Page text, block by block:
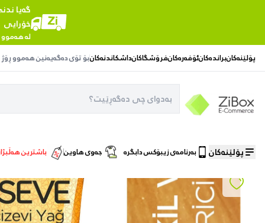
گەیا
خۆرایی
لە
پۆلێنەکانبراندەکانئۆفەرەکانفرۆشگاکانداشکاندنەکانبۆ تۆی دەگەیەنینهەموو ڕۆژ
پۆلێنەکان بەرنامەی زیبۆکس دابگرە جەوی هاوین باشترین ماڵەوە/چاودێری قژ/ زەیتی کرێمی ئەلسێڤ میراکل نۆرمال